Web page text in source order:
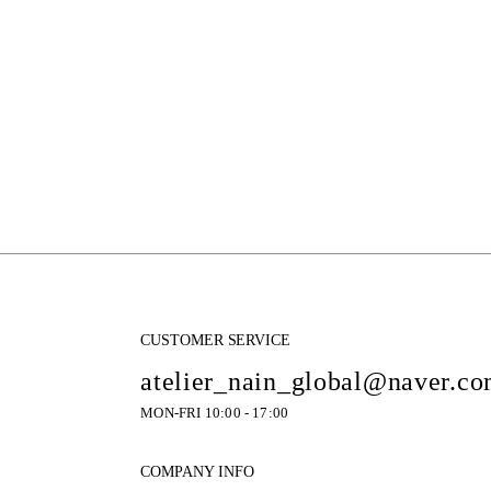
CUSTOMER SERVICE
MON-FRI 10:00 - 17:00
COMPANY INFO